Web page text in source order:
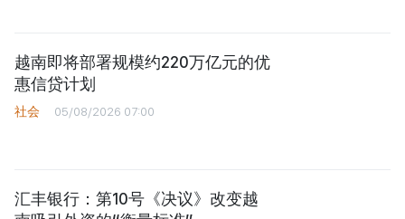
越南即将部署规模约220万亿元的优
惠信贷计划
社会 05/08/2026 07:00
汇丰银行：第10号《决议》改变越